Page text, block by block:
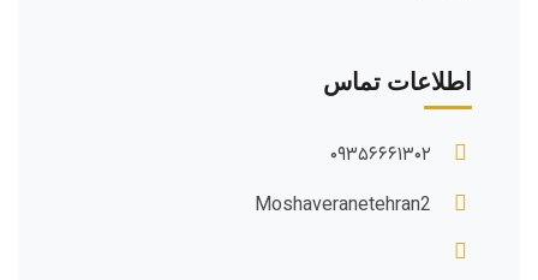
اطلاعات تماس
۰۹۳۵۶۶۶۱۳۰۲
Moshaveranetehran2